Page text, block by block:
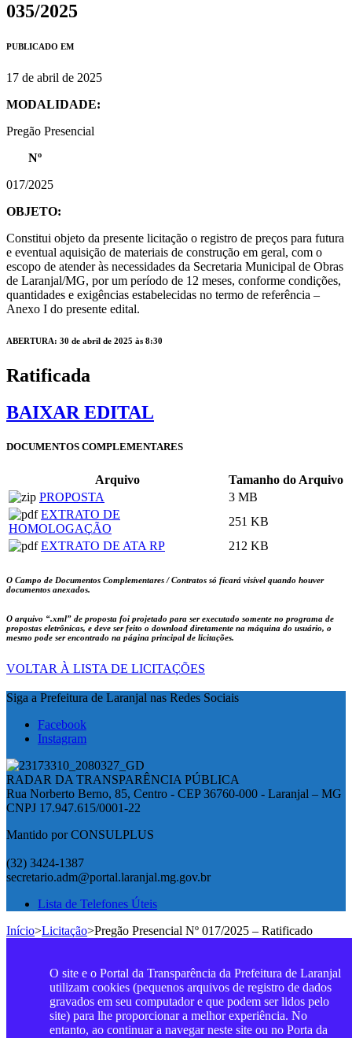
035/2025
PUBLICADO EM
17 de abril de 2025
MODALIDADE:
Pregão Presencial
Nº
017/2025
OBJETO:
Constitui objeto da presente licitação o registro de preços para futura
e eventual aquisição de materiais de construção em geral, com o
escopo de atender às necessidades da Secretaria Municipal de Obras
de Laranjal/MG, por um período de 12 meses, conforme condições,
quantidades e exigências estabelecidas no termo de referência –
Anexo I do presente edital.
ABERTURA: 30 de abril de 2025 às 8:30
Ratificada
BAIXAR EDITAL
DOCUMENTOS COMPLEMENTARES
Arquivo
Tamanho do Arquivo
PROPOSTA
3 MB
EXTRATO DE
HOMOLOGAÇÃO
251 KB
EXTRATO DE ATA RP
212 KB
O Campo de Documentos Complementares / Contratos só ficará visível quando houver
documentos anexados.
O arquivo “.xml” de proposta foi projetado para ser executado somente no programa de
propostas eletrônicas, e deve ser feito o download diretamente na máquina do usuário, o
mesmo pode ser encontrado na página principal de licitações.
VOLTAR À LISTA DE LICITAÇÕES
Siga a Prefeitura de Laranjal nas Redes Sociais
Facebook
Instagram
RADAR DA TRANSPARÊNCIA PÚBLICA
Rua Norberto Berno, 85, Centro - CEP 36760-000 - Laranjal – MG
CNPJ 17.947.615/0001-22
Mantido por CONSULPLUS
(32) 3424-1387
secretario.adm@portal.laranjal.mg.gov.br
Lista de Telefones Úteis
Início>Licitação>Pregão Presencial Nº 017/2025 – Ratificado
O site e o Portal da Transparência da Prefeitura de Laranjal
utilizam cookies (pequenos arquivos de registro de dados
gravados em seu computador e que podem ser lidos pelo
site) para lhe proporcionar a melhor experiência. No
entanto, ao continuar a navegar neste site ou no Porta da